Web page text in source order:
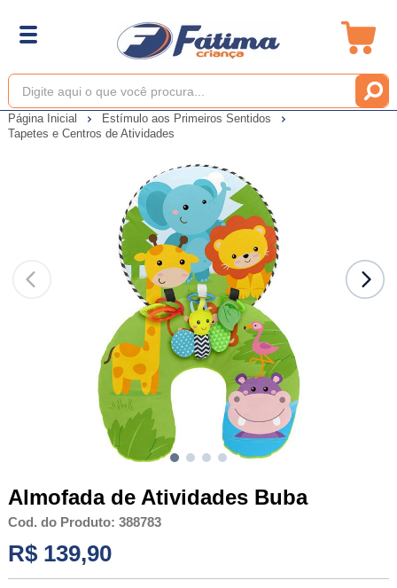
Página Inicial
Estímulo aos Primeiros Sentidos
Tapetes e Centros de Atividades
Almofada de Atividades Buba
Cod. do Produto: 388783
R$ 139,90